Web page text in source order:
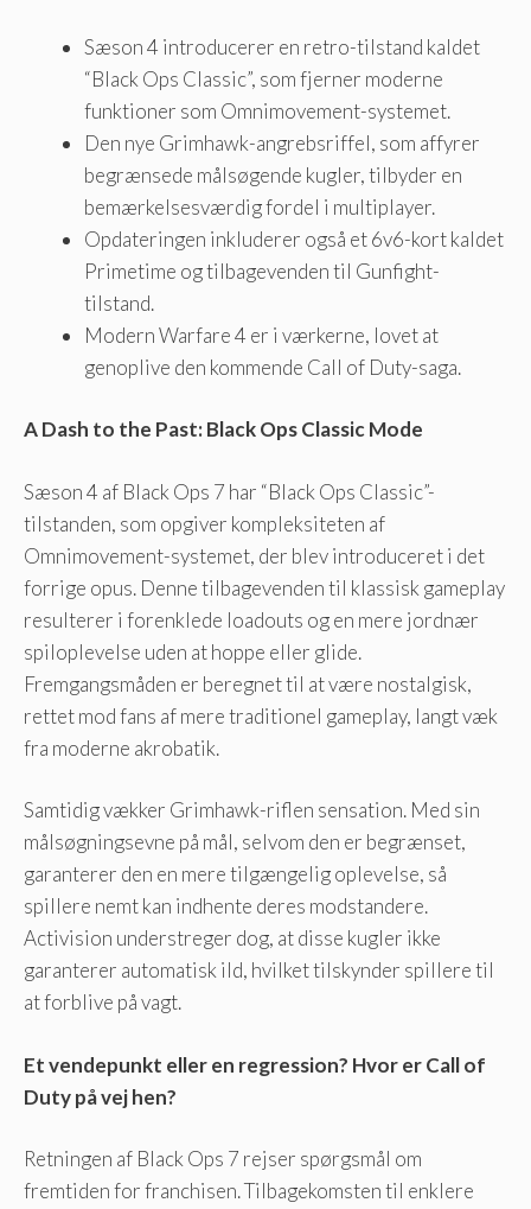
Sæson 4 introducerer en retro-tilstand kaldet
“Black Ops Classic”, som fjerner moderne
funktioner som Omnimovement-systemet.
Den nye Grimhawk-angrebsriffel, som affyrer
begrænsede målsøgende kugler, tilbyder en
bemærkelsesværdig fordel i multiplayer.
Opdateringen inkluderer også et 6v6-kort kaldet
Primetime og tilbagevenden til Gunfight-
tilstand.
Modern Warfare 4 er i værkerne, lovet at
genoplive den kommende Call of Duty-saga.
A Dash to the Past: Black Ops Classic Mode
Sæson 4 af Black Ops 7 har “Black Ops Classic”-
tilstanden, som opgiver kompleksiteten af ​​
Omnimovement-systemet, der blev introduceret i det
forrige opus. Denne tilbagevenden til klassisk gameplay
resulterer i forenklede loadouts og en mere jordnær
spiloplevelse uden at hoppe eller glide.
Fremgangsmåden er beregnet til at være nostalgisk,
rettet mod fans af mere traditionel gameplay, langt væk
fra moderne akrobatik.
Samtidig vækker Grimhawk-riflen sensation. Med sin
målsøgningsevne på mål, selvom den er begrænset,
garanterer den en mere tilgængelig oplevelse, så
spillere nemt kan indhente deres modstandere.
Activision understreger dog, at disse kugler ikke
garanterer automatisk ild, hvilket tilskynder spillere til
at forblive på vagt.
Et vendepunkt eller en regression? Hvor er Call of
Duty på vej hen?
Retningen af ​​Black Ops 7 rejser spørgsmål om
fremtiden for franchisen. Tilbagekomsten til enklere